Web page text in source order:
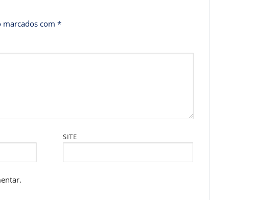
marcados com *
SITE